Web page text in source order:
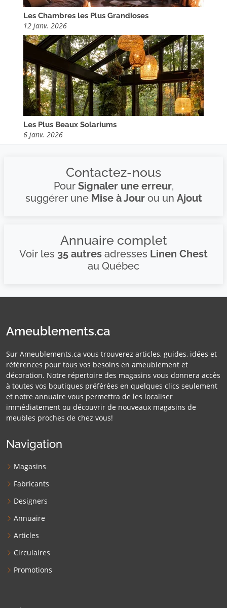
Les Chambres les Plus Grandioses
12 janv. 2026
Les Plus Beaux Solariums
6 janv. 2026
Contactez-nous
Pour Signaler une erreur,
suggérer une Mise à Jourou un Ajout
Annuaire complet
Voir les 35 autres adresses Linen Chest
au Québec
Ameublements.ca
Sur Ameublements.ca vous trouverez articles, guides, idées et
références pour tous vos besoins en ameublement et
décoration. Notre répertoire des magasins vous donnera accès
à toutes vos boutiques préférées en quelques clics seulement
et notre annuaire vous permettra de les localiser
immédiatement ou découvrir de nouveaux magasins de
meubles proches de chez vous!
Navigation
Magasins
Fabricants
Designers
Annuaire
Articles
Circulaires
Promotions